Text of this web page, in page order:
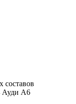
составов
Ауди А6